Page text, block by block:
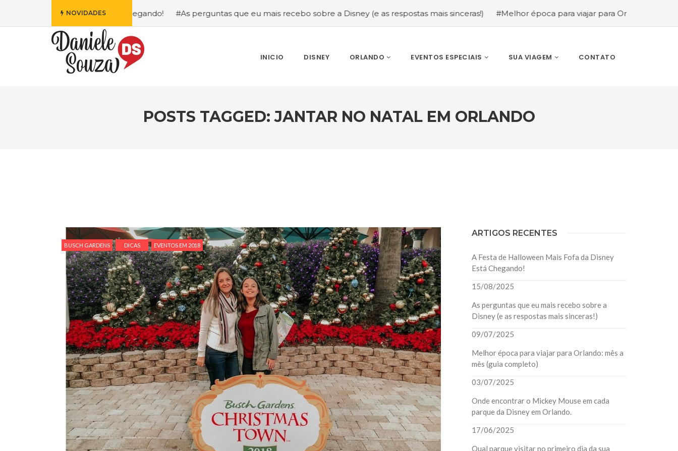
NOVIDADES
Fofa da Disney Está Chegando! #As perguntas que eu mais recebo sobre a Disney (e as respostas mais sinceras!) #Melhor época para viajar para Orlando: mês a mês
INICIO DISNEY ORLANDO EVENTOS ESPECIAIS SUA VIAGEM CONTATO
POSTS TAGGED: JANTAR NO NATAL EM ORLANDO
BUSCH GARDENS DICAS EVENTOS EM 2018
ARTIGOS RECENTES
A Festa de Halloween Mais Fofa da Disney
Está Chegando!
15/08/2025
As perguntas que eu mais recebo sobre a
Disney (e as respostas mais sinceras!)
09/07/2025
Melhor época para viajar para Orlando: mês a
mês (guia completo)
03/07/2025
Onde encontrar o Mickey Mouse em cada
parque da Disney em Orlando.
17/06/2025
Qual parque visitar no primeiro dia da sua